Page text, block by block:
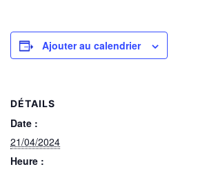
Ajouter au calendrier
DÉTAILS
Date :
21/04/2024
Heure :